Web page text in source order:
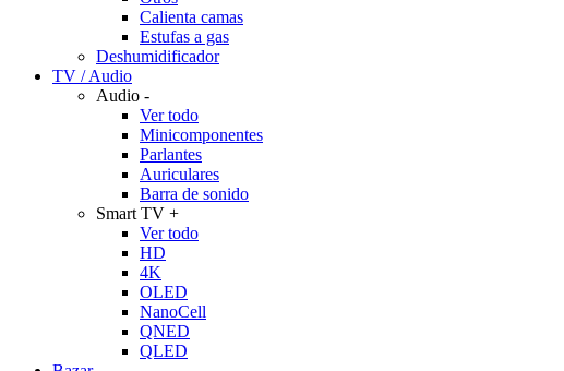
Calienta camas
Estufas a gas
Deshumidificador
TV / Audio
Audio -
Ver todo
Minicomponentes
Parlantes
Auriculares
Barra de sonido
Smart TV +
Ver todo
HD
4K
OLED
NanoCell
QNED
QLED